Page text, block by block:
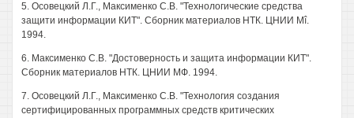
5. Осовецкий Л.Г., Максименко C.B. "Технологические средства
защити информации КИТ". Сборник материалов НТК. ЦНИИ Mî.
1994.
6. Максименко C.B. "Достоверность и защита информации КИТ".
Сборник материалов НТК. ЦНИИ МФ. 1994.
7. Осовецкий Л.Г., Максименко C.B. "Технология создания
сертифицированных программных средств критических